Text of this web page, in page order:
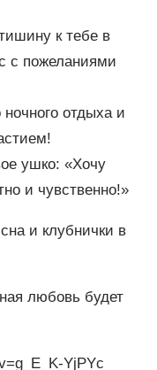
к тебе в
с пожеланиями
отдыха и
ушко: «Хочу
и чувственно!»
и клубнички в
любовь будет
YjPYc